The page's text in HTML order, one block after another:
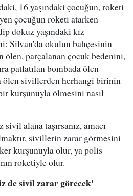
16 yaşındaki çocuğun, roketi
çocuğun roketi atarken
dokuz yaşındaki kız
Silvan'da okulun bahçesinin
ölen, parçalanan çocuk bedenini,
patlatılan bombada ölen
ölen sivillerden herhangi birinin
kurşunuyla ölmesini nasıl
sivil alana taşırsanız, amacı
sivillerin zarar görmesini
kurşunuyla olur, ya polis
roketiyle olur.
de sivil zarar görecek'